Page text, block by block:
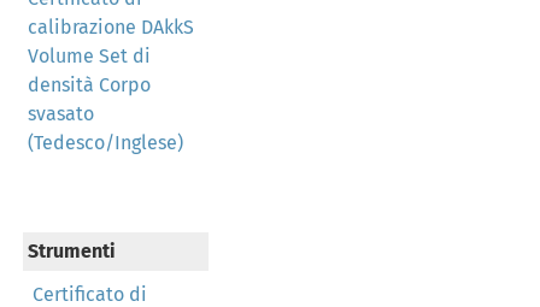
calibrazione DAkkS
Volume Set di
densità Corpo
svasato
(Tedesco/Inglese)
Strumenti
Certificato di